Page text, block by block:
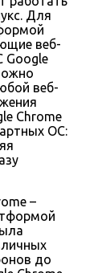
Для
веб-
Google
веб-
Chrome
ОС:
–
до